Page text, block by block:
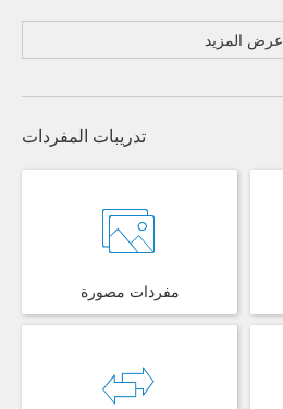
عرض المزيد
تدريبات المفردات
مفردات مصورة